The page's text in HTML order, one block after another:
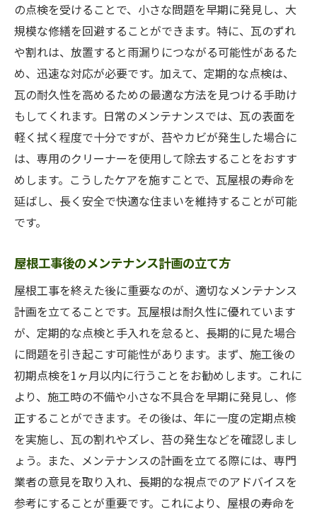
の点検を受けることで、小さな問題を早期に発見し、大
規模な修繕を回避することができます。特に、瓦のずれ
や割れは、放置すると雨漏りにつながる可能性があるた
め、迅速な対応が必要です。加えて、定期的な点検は、
瓦の耐久性を高めるための最適な方法を見つける手助け
もしてくれます。日常のメンテナンスでは、瓦の表面を
軽く拭く程度で十分ですが、苔やカビが発生した場合に
は、専用のクリーナーを使用して除去することをおすす
めします。こうしたケアを施すことで、瓦屋根の寿命を
延ばし、長く安全で快適な住まいを維持することが可能
です。
屋根工事後のメンテナンス計画の立て方
屋根工事を終えた後に重要なのが、適切なメンテナンス
計画を立てることです。瓦屋根は耐久性に優れています
が、定期的な点検と手入れを怠ると、長期的に見た場合
に問題を引き起こす可能性があります。まず、施工後の
初期点検を1ヶ月以内に行うことをお勧めします。これに
より、施工時の不備や小さな不具合を早期に発見し、修
正することができます。その後は、年に一度の定期点検
を実施し、瓦の割れやズレ、苔の発生などを確認しまし
ょう。また、メンテナンスの計画を立てる際には、専門
業者の意見を取り入れ、長期的な視点でのアドバイスを
参考にすることが重要です。これにより、屋根の寿命を